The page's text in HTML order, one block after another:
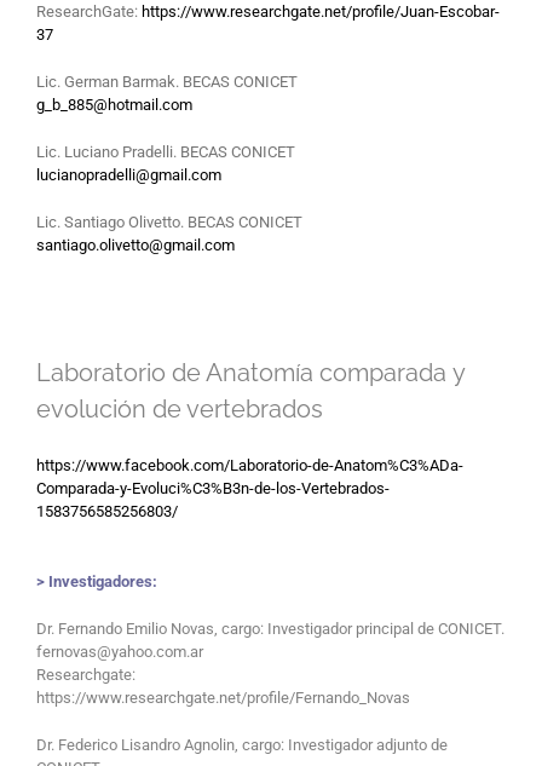
ResearchGate: https://www.researchgate.net/profile/Juan-Escobar-
37
Lic. German Barmak. BECAS CONICET
g_b_885@hotmail.com
Lic. Luciano Pradelli. BECAS CONICET
lucianopradelli@gmail.com
Lic. Santiago Olivetto. BECAS CONICET
santiago.olivetto@gmail.com
Laboratorio de Anatomía comparada y
evolución de vertebrados
https://www.facebook.com/Laboratorio-de-Anatom%C3%ADa-
Comparada-y-Evoluci%C3%B3n-de-los-Vertebrados-
1583756585256803/
> Investigadores:
Dr. Fernando Emilio Novas, cargo: Investigador principal de CONICET.
fernovas@yahoo.com.ar
Researchgate:
https://www.researchgate.net/profile/Fernando_Novas
Dr. Federico Lisandro Agnolin, cargo: Investigador adjunto de